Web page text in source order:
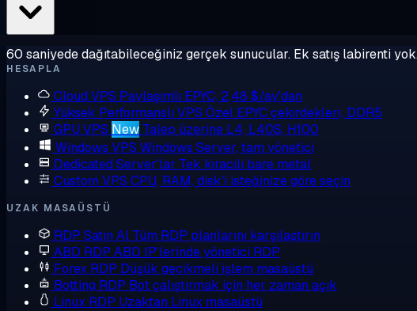
60 saniyede dağıtabileceğiniz gerçek sunucular. Ek satış labirenti
HESAPLA
Cloud VPS Paylaşımlı EPYC, 2,48 $/ay'dan
Yüksek Performanslı VPS Özel EPYC çekirdekleri, DDR5
GPU VPS New Talep üzerine L4, L40S, H100
Windows VPS Windows Server, tam yönetici
Dedicated Server'lar Tek kiracılı bare metal
Custom VPS CPU, RAM, disk'i isteğinize göre seçin
UZAK MASAÜSTÜ
RDP Satın Al Tüm RDP planlarını karşılaştırın
ABD RDP ABD IP'lerinde yönetici RDP
Forex RDP Düşük gecikmeli işlem masaüstü
Botting RDP Bot çalıştırmak için her zaman açık
Linux RDP Uzaktan Linux masaüstü